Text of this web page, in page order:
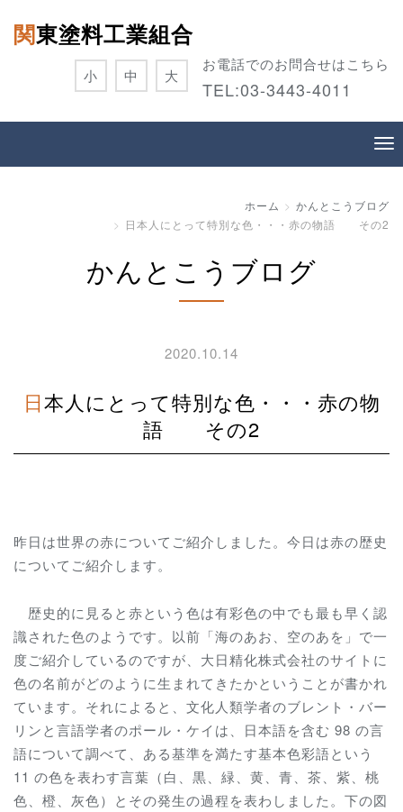
関東塗料工業組合
お電話でのお問合せはこちら
TEL:03-3443-4011
小 中 大
ホーム
かんとこうブログ
日本人にとって特別な色・・・赤の物語 その2
かんとこうブログ
2020.10.14
日本人にとって特別な色・・・赤の物
語 その2
昨日は世界の赤についてご紹介しました。今日は赤の歴史
についてご紹介します。
歴史的に見ると赤という色は有彩色の中でも最も早く認
識された色のようです。以前「海のあお、空のあを」で一
度ご紹介しているのですが、大日精化株式会社のサイトに
色の名前がどのように生まれてきたかということが書かれ
ています。それによると、文化人類学者のブレント・バー
リンと言語学者のポール・ケイは、日本語を含む 98 の言
語について調べて、ある基準を満たす基本色彩語という
11 の色を表わす言葉（白、黒、緑、黄、青、茶、紫、桃
色、橙、灰色）とその発生の過程を表わしました。下の図